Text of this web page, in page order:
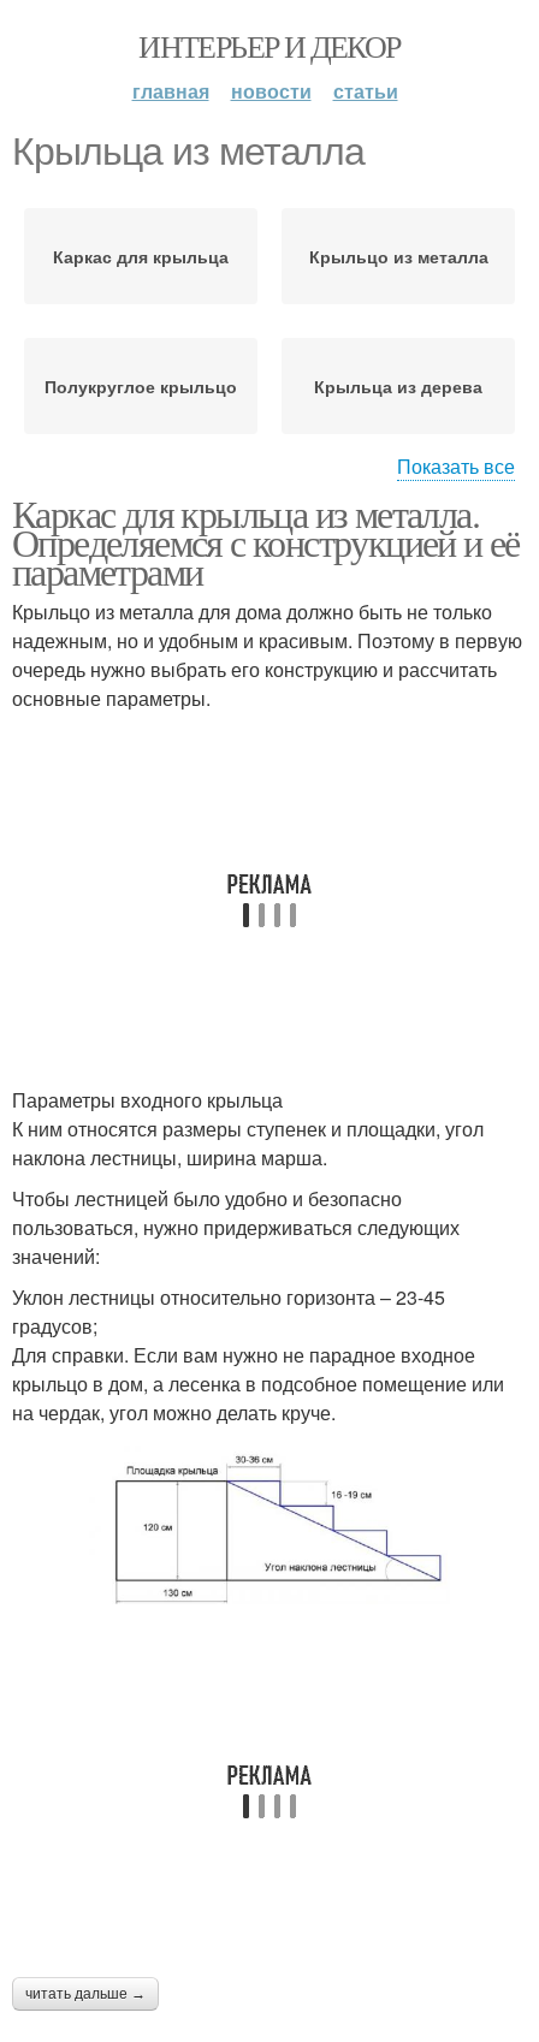
ИНТЕРЬЕР И ДЕКОР
главная новости статьи
Крыльца из металла
Каркас для крыльца Крыльцо из металла
Полукруглое крыльцо Крыльца из дерева
крыльцо
доме
Крыльцо к дому Каркас из металла
Показать все
Каркас для крыльца из металла.
Определяемся с конструкцией и её
параметрами
Крыльцо из металла для дома должно быть не только
надежным, но и удобным и красивым. Поэтому в первую
очередь нужно выбрать его конструкцию и рассчитать
основные параметры.
Параметры входного крыльца
К ним относятся размеры ступенек и площадки, угол
наклона лестницы, ширина марша.
Чтобы лестницей было удобно и безопасно
пользоваться, нужно придерживаться следующих
значений:
Уклон лестницы относительно горизонта – 23-45
градусов;
Для справки. Если вам нужно не парадное входное
крыльцо в дом, а лесенка в подсобное помещение или
на чердак, угол можно делать круче.
читать дальше →